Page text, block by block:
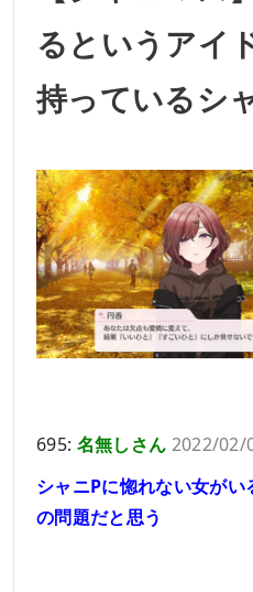
るというアイ
持っているシ
695: 名無しさん 2022/02/
シャニPに惚れない女が
の問題だと思う